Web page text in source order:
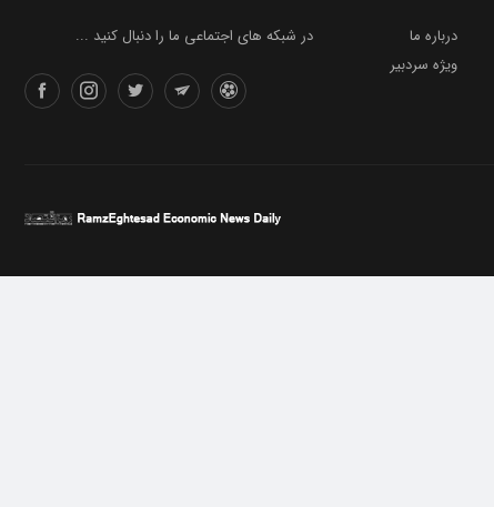
در شبکه های اجتماعی ما را دنبال کنید ...
درباره ما
ویژه سردبیر